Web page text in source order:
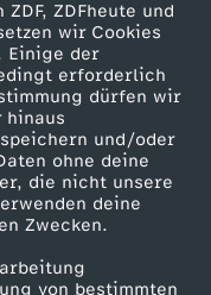
ZDFheute und
wir Cookies
Einige der
erforderlich
dürfen wir
hinaus
und/oder
ohne deine
die nicht unsere
deine
Zwecken.
von bestimmten
zum ZDF